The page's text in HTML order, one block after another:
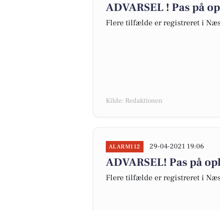
ADVARSEL ! Pas på
Flere tilfælde er registreret i
Kilde: Redaktionen
ALARM112 29-04-2021 19:06
ADVARSEL! Pas på
Flere tilfælde er registreret i